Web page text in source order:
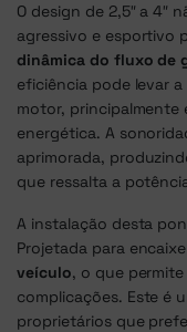
O design de 2,5″ a 4″
agressivo e esportivo
dinâmica do fluxo de
eficiência pode levar
motor, principalmente
energética. A
aprimorada,
que ressalta a
A instalação desta
Projetada para
veículo, o que
complicações. Este é
proprietários que